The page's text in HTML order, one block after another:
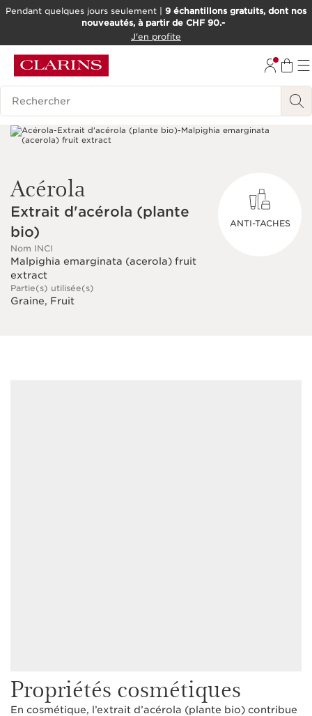
ALLER AU CONTENU
OUTIL D'ACCESSIBILITÉ
Pendant quelques jours seulement | 9 échantillons gratuits, dont nos
nouveautés, à partir de CHF 90.-
J'en profite
Historique des recherches
Acérola
Extrait d'acérola (plante
bio)
Nom INCI
Malpighia emarginata (acerola) fruit
extract
Partie(s) utilisée(s)
Graine, Fruit
ANTI-TACHES
Propriétés cosmétiques
En cosmétique, l’extrait d’acérola (plante bio) contribue